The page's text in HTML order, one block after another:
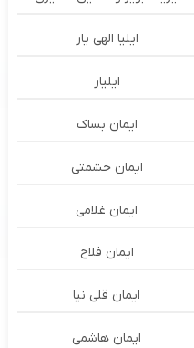
ایلیا الهی یار
ایلیار
ایمان بساک
ایمان حشمتی
ایمان غلامی
ایمان فلاح
ایمان قلی نیا
ایمان هاشمی